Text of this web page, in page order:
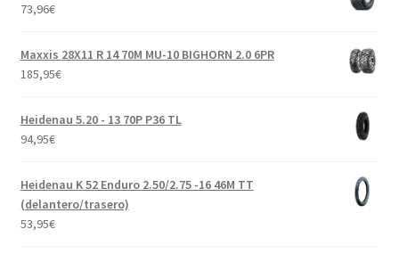
73,96€
Maxxis 28X11 R 14 70M MU-10 BIGHORN 2.0 6PR
185,95€
Heidenau 5.20 - 13 70P P36 TL
94,95€
Heidenau K 52 Enduro 2.50/2.75 -16 46M TT
(delantero/trasero)
53,95€